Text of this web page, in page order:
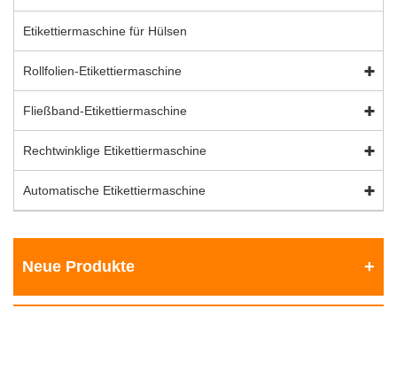
Etikettiermaschine für Hülsen
Rollfolien-Etikettiermaschine
Fließband-Etikettiermaschine
Rechtwinklige Etikettiermaschine
Automatische Etikettiermaschine
Neue Produkte